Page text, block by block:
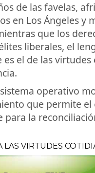
de las favelas,
en Los Ángeles y
que los
liberales, el
el de las
operativo
que permite
la
VIRTUDES